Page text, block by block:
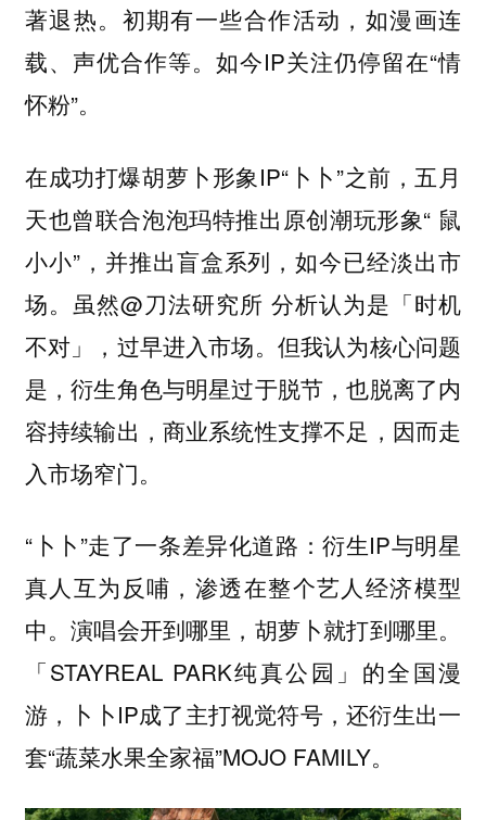
著退热。初期有一些合作活动，如漫画连
载、声优合作等。如今IP关注仍停留在“情
怀粉”。
在成功打爆胡萝卜形象IP“卜卜”之前，五月
天也曾联合泡泡玛特推出原创潮玩形象“ 鼠
小小”，并推出盲盒系列，如今已经淡出市
场。虽然@刀法研究所 分析认为是「时机
不对」，过早进入市场。但我认为核心问题
是，衍生角色与明星过于脱节，也脱离了内
容持续输出，商业系统性支撑不足，因而走
入市场窄门。
“卜卜”走了一条差异化道路：衍生IP与明星
真人互为反哺，渗透在整个艺人经济模型
中。演唱会开到哪里，胡萝卜就打到哪里。
「STAYREAL PARK纯真公园」的全国漫
游，卜卜IP成了主打视觉符号，还衍生出一
套“蔬菜水果全家福”MOJO FAMILY。